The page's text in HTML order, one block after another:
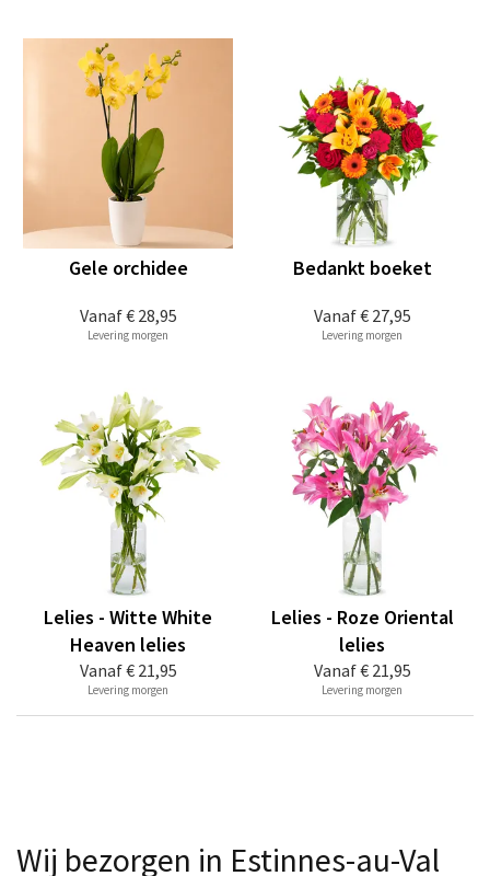
Vanaf€ 28,95
Gele orchidee
Levering morgen
Vanaf€ 27,95
Bedankt boeket
Levering morgen
Vanaf€ 21,95
Lelies - Witte White
Heaven lelies
Levering morgen
Vanaf€ 21,95
Lelies - Roze Oriental
lelies
Levering morgen
Wij bezorgen in Estinnes-au-Val